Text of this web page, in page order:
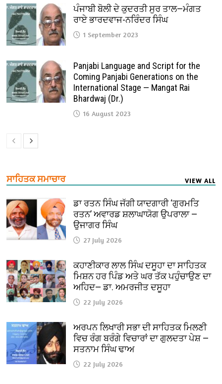
ਪੰਜਾਬੀ ਬੋਲੀ ਦੇ ਕੁਦਰਤੀ ਸੁਰ ਤਾਲ—ਮੰਗਤ
ਰਾਏ ਭਾਰਦਵਾਜ-ਨਰਿੰਦਰ ਸਿੰਘ
1 September 2023
Panjabi Language and Script for the
Coming Panjabi Generations on the
International Stage — Mangat Rai
Bhardwaj (Dr.)
16 August 2023
ਸਾਹਿਤਕ ਸਮਾਚਾਰ VIEW ALL
ਡਾ ਰਤਨ ਸਿੰਘ ਜੱਗੀ ਯਾਦਗਾਰੀ ‘ਗੁਰਮਤਿ
ਰਤਨ’ ਅਵਾਰਡ ਸ਼ਲਾਘਾਯੋਗ ਉਪਰਾਲਾ —
ਉਜਾਗਰ ਸਿੰਘ
27 July 2026
ਕਹਾਣੀਕਾਰ ਲਾਲ ਸਿੰਘ ਦਸੂਹਾ ਦਾ ਸਾਹਿਤਕ
ਮਿਸ਼ਨ ਹਰ ਪਿੰਡ ਅਤੇ ਘਰ ਤੱਕ ਪਹੁੰਚਾਉਣ ਦਾ
ਅਹਿਦ— ਡਾ. ਅਮਰਜੀਤ ਦਸੂਹਾ
22 July 2026
ਅਰਪਨ ਲਿਖਾਰੀ ਸਭਾ ਦੀ ਸਾਹਿਤਕ ਮਿਲਣੀ
ਵਿਚ ਰੰਗ ਬਰੰਗੇ ਵਿਚਾਰਾਂ ਦਾ ਗੁਲਦਤਾ ਪੇਸ਼ —
ਸਤਨਾਮ ਸਿੰਘ ਢਾਅ
22 July 2026